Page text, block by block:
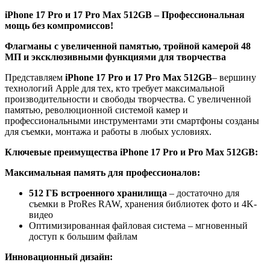
iPhone 17 Pro и 17 Pro Max 512GB – Профессиональная
мощь без компромиссов!
Флагманы с увеличенной памятью, тройной камерой 48
МП и эксклюзивными функциями для творчества
Представляем iPhone 17 Pro и 17 Pro Max 512GB– вершину
технологий Apple для тех, кто требует максимальной
производительности и свободы творчества. С увеличенной
памятью, революционной системой камер и
профессиональными инструментами эти смартфоны созданы
для съемки, монтажа и работы в любых условиях.
Ключевые преимущества iPhone 17 Pro и Pro Max 512GB:
Максимальная память для профессионалов:
512 ГБ встроенного хранилища – достаточно для
съемки в ProRes RAW, хранения библиотек фото и 4K-
видео
Оптимизированная файловая система – мгновенный
доступ к большим файлам
Инновационный дизайн: